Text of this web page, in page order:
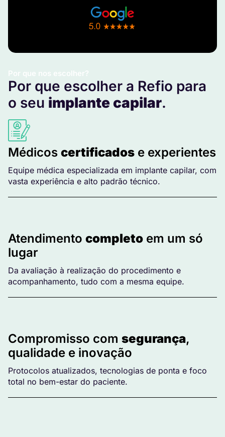
Por que nos escolher?
Por que escolher a Refio para
o seu implante capilar.
Médicos certificados e experientes
Equipe médica especializada em implante capilar, com
vasta experiência e alto padrão técnico.
Atendimento completo em um só
lugar
Da avaliação à realização do procedimento e
acompanhamento, tudo com a mesma equipe.
Compromisso com segurança,
qualidade e inovação
Protocolos atualizados, tecnologias de ponta e foco
total no bem-estar do paciente.